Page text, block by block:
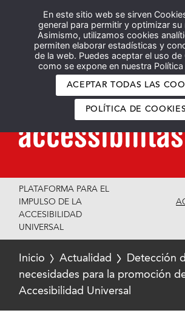
En este sitio web se sirven
general para permitir y optimizar su
Asimismo, utilizamos cookies
permiten elaborar estadísticas y
de la web. Puedes aceptar el uso
como se expone en nuestra
ACEPTAR TODAS LAS
POLÍTICA DE COOKIES
PLATAFORMA PARA EL
IMPULSO DE LA
ACCESIBILIDAD
UNIVERSAL
Inicio Actualidad
Detección
necesidades para la promoción
Accesibilidad Universal